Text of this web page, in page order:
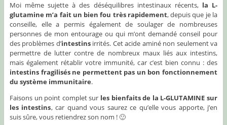
Moi même sujette à des déséquilibres intestinaux récents, la L-
glutamine m’a fait un bien fou très rapidement, depuis que je la
conseille, elle a permis également de soulager de nombreuses
personnes de mon entourage ou qui m’ont demandé conseil pour
des problèmes d’intestinsirrités. Cet acide aminé non seulement va
permettre de lutter contre de nombreux maux liés aux intestins,
mais également rétablir votre immunité, car c’est bien connu : des
intestins fragilisés ne permettent pas un bon fonctionnement
du système immunitaire.
Faisons un point complet sur les bienfaits de la L-GLUTAMINE sur
les intestins, car quand vous saurez ce qu’elle vous apporte, j’en
suis sûre, vous retiendrez son nom ! 🙂